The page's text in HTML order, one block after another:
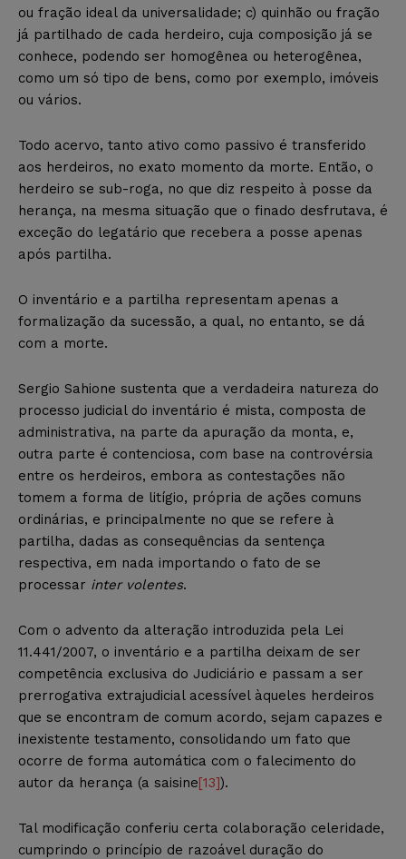
ou fração ideal da universalidade; c) quinhão ou fração
já partilhado de cada herdeiro, cuja composição já se
conhece, podendo ser homogênea ou heterogênea,
como um só tipo de bens, como por exemplo, imóveis
ou vários.
Todo acervo, tanto ativo como passivo é transferido
aos herdeiros, no exato momento da morte. Então, o
herdeiro se sub-roga, no que diz respeito à posse da
herança, na mesma situação que o finado desfrutava, é
exceção do legatário que recebera a posse apenas
após partilha.
O inventário e a partilha representam apenas a
formalização da sucessão, a qual, no entanto, se dá
com a morte.
Sergio Sahione sustenta que a verdadeira natureza do
processo judicial do inventário é mista, composta de
administrativa, na parte da apuração da monta, e,
outra parte é contenciosa, com base na controvérsia
entre os herdeiros, embora as contestações não
tomem a forma de litígio, própria de ações comuns
ordinárias, e principalmente no que se refere à
partilha, dadas as consequências da sentença
respectiva, em nada importando o fato de se
processar inter volentes.
Com o advento da alteração introduzida pela Lei
11.441/2007, o inventário e a partilha deixam de ser
competência exclusiva do Judiciário e passam a ser
prerrogativa extrajudicial acessível àqueles herdeiros
que se encontram de comum acordo, sejam capazes e
inexistente testamento, consolidando um fato que
ocorre de forma automática com o falecimento do
autor da herança (a saisine[13]).
Tal modificação conferiu certa colaboração celeridade,
cumprindo o princípio de razoável duração do